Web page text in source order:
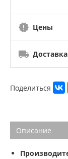
Цены
Доставка
Поделиться
Описание